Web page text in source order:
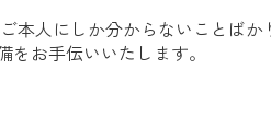
人にしか分からないことばか
をお手伝いいたします。